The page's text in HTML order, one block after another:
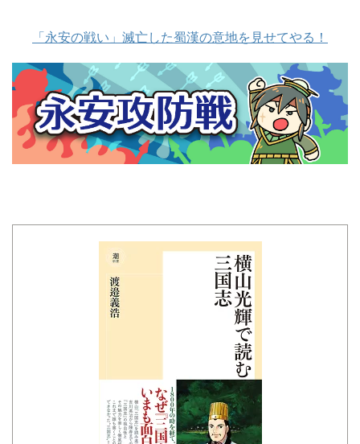
「永安の戦い」滅亡した蜀漢の意地を見せてやる！